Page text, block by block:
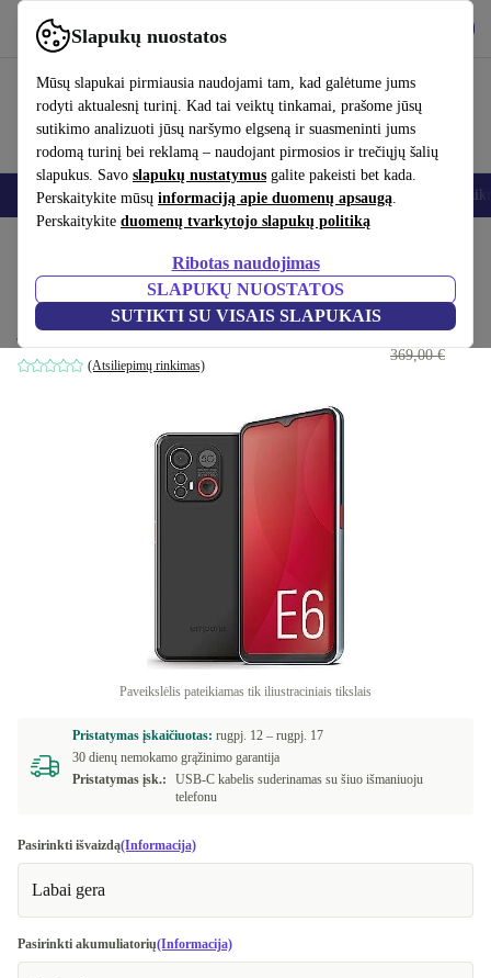
Slapukų nuostatos
Mūsų slapukai pirmiausia naudojami tam, kad galėtume jums
rodyti aktualesnį turinį. Kad tai veiktų tinkamai, prašome jūsų
sutikimo analizuoti jūsų naršymo elgseną ir suasmeninti jums
rodomą turinį bei reklamą – naudojant pirmosios ir trečiųjų šalių
slapukus. Savo slapukų nustatymus galite pakeisti bet kada.
Perskaitykite mūsų informaciją apie duomenų apsaugą.
Perskaitykite duomenų tvarkytojo slapukų politiką
Ribotas naudojimas
SLAPUKŲ NUOSTATOS
SUTIKTI SU VISAIS SLAPUKAIS
Naudok refurbed greitai ir paprastai
Išmanieji telefonai Nešiojamieji kompiuteriai Planšetės Išmanieji
Emporia Smart 6
juodas
(Atsiliepimų rinkimas)
233,99 €
369,00 €
Paveikslėlis pateikiamas tik iliustraciniais tikslais
Pristatymas įskaičiuotas: rugpj. 12 – rugpj. 17
30 dienų nemokamo grąžinimo garantija
Pristatymas įsk.:
USB-C kabelis suderinamas su šiuo išmaniuoju
telefonu
Pasirinkti išvaizdą(Informacija)
Labai gera
Pasirinkti akumuliatorių(Informacija)